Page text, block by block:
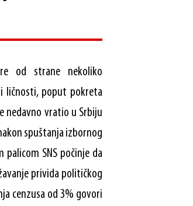
od strane nekoliko
ličnosti, poput pokreta
nedavno vratio u Srbiju
spuštanja izbornog
SNS počinje da
privida političkog
cenzusa od 3% govori